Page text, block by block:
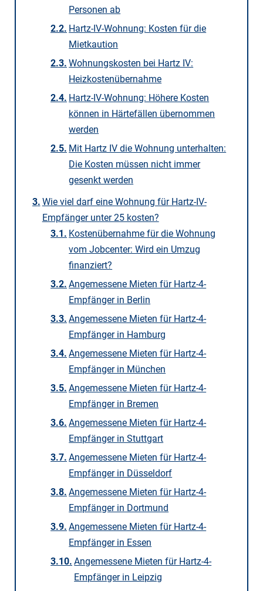
Personen ab
Hartz-IV-Wohnung: Kosten für die
Mietkaution
Wohnungskosten bei Hartz IV:
Heizkostenübernahme
Hartz-IV-Wohnung: Höhere Kosten
können in Härtefällen übernommen
werden
Mit Hartz IV die Wohnung unterhalten:
Die Kosten müssen nicht immer
gesenkt werden
Wie viel darf eine Wohnung für Hartz-IV-
Empfänger unter 25 kosten?
Kostenübernahme für die Wohnung
vom Jobcenter: Wird ein Umzug
finanziert?
Angemessene Mieten für Hartz-4-
Empfänger in Berlin
Angemessene Mieten für Hartz-4-
Empfänger in Hamburg
Angemessene Mieten für Hartz-4-
Empfänger in München
Angemessene Mieten für Hartz-4-
Empfänger in Bremen
Angemessene Mieten für Hartz-4-
Empfänger in Stuttgart
Angemessene Mieten für Hartz-4-
Empfänger in Düsseldorf
Angemessene Mieten für Hartz-4-
Empfänger in Dortmund
Angemessene Mieten für Hartz-4-
Empfänger in Essen
Angemessene Mieten für Hartz-4-
Empfänger in Leipzig